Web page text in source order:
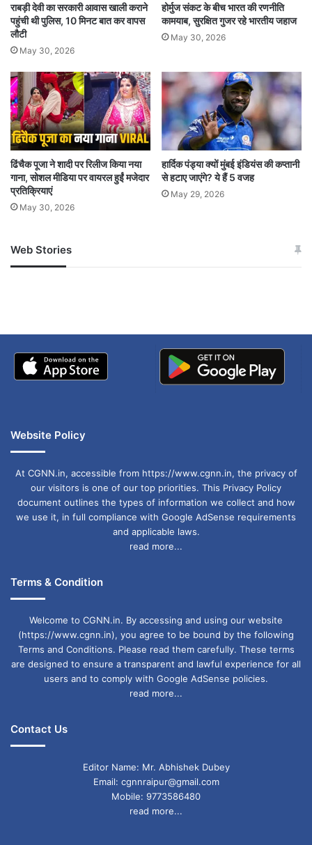
राबड़ी देवी का सरकारी आवास खाली कराने
पहुंची थी पुलिस, 10 मिनट बात कर वापस
लौटी
May 30, 2026
होर्मुज संकट के बीच भारत की रणनीति
कामयाब, सुरक्षित गुजर रहे भारतीय जहाज
May 30, 2026
ढिंचैक पूजा ने शादी पर रिलीज किया नया
गाना, सोशल मीडिया पर वायरल हुईं मजेदार
प्रतिक्रियाएं
May 30, 2026
हार्दिक पंड्या क्यों मुंबई इंडियंस की कप्तानी
से हटाए जाएंगे? ये हैं 5 वजह
May 29, 2026
Web Stories
जम्मू-कश्मीर में बारिश से
अपडेट
खाई में धक्का… आरोपियों ने
Website Policy
At CGNN.in, accessible from https://www.cgnn.in, the privacy of
our visitors is one of our top priorities. This Privacy Policy
document outlines the types of information we collect and how
we use it, in full compliance with Google AdSense requirements
and applicable laws.
read more...
Terms & Condition
Welcome to CGNN.in. By accessing and using our website
(https://www.cgnn.in), you agree to be bound by the following
Terms and Conditions. Please read them carefully. These terms
are designed to ensure a transparent and lawful experience for all
users and to comply with Google AdSense policies.
read more...
Contact Us
Editor Name: Mr. Abhishek Dubey
Email: cgnnraipur@gmail.com
Mobile: 9773586480
read more...